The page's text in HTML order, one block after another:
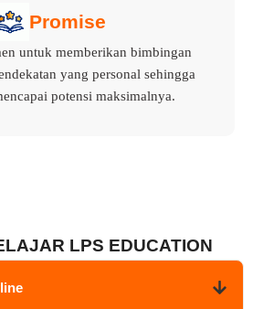
Promise
untuk memberikan bimbingan
yang personal sehingga
potensi maksimalnya.
LPS EDUCATION